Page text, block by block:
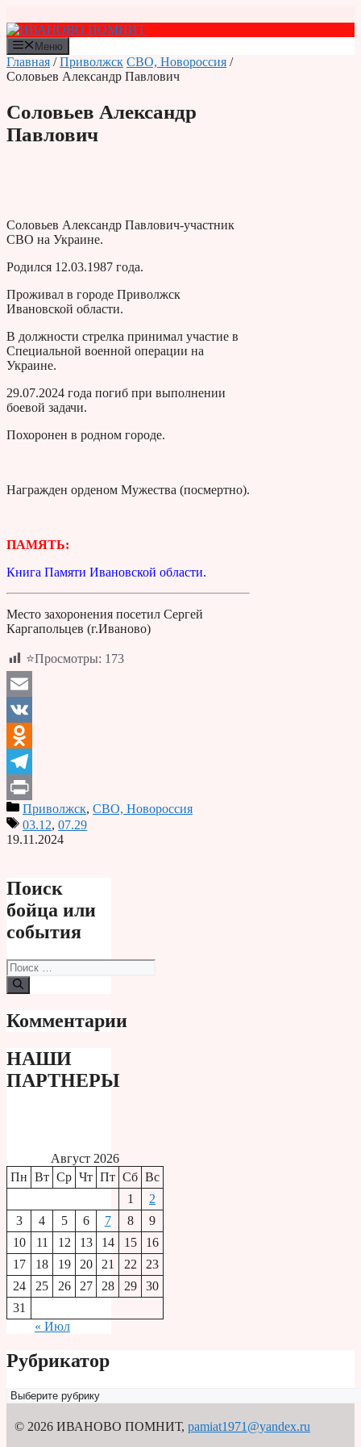
к
содержимому
Меню
Главная /Приволжск СВО, Новороссия /
Соловьев Александр Павлович
Соловьев Александр
Павлович
Соловьев Александр Павлович-участник
СВО на Украине.
Родился 12.03.1987 года.
Проживал в городе Приволжск
Ивановской области.
В должности стрелка принимал участие в
Специальной военной операции на
Украине.
29.07.2024 года погиб при выполнении
боевой задачи.
Похоронен в родном городе.
Награжден орденом Мужества (посмертно).
ПАМЯТЬ:
Книга Памяти Ивановской области.
Место захоронения посетил Сергей
Каргапольцев (г.Иваново)
⭐Просмотры: 173
Email
VK
Odnoklassniki
Telegram
PrintПриволжск, СВО, Новороссия
03.12, 07.29
19.11.2024
Поиск
бойца или
события
Поиск:
Комментарии
НАШИ
ПАРТНЕРЫ
Август 2026
Пн Вт Ср Чт Пт Сб Вс
1
2
3
4 5 6 7 8
9
10
11 12 13 14 15
16
17
18 19 20 21 22
23
24
25 26 27 28 29
30
31
« Июл
Рубрикатор
Рубрикатор
© 2026 ИВАНОВО ПОМНИТ, pamiat1971@yandex.ru